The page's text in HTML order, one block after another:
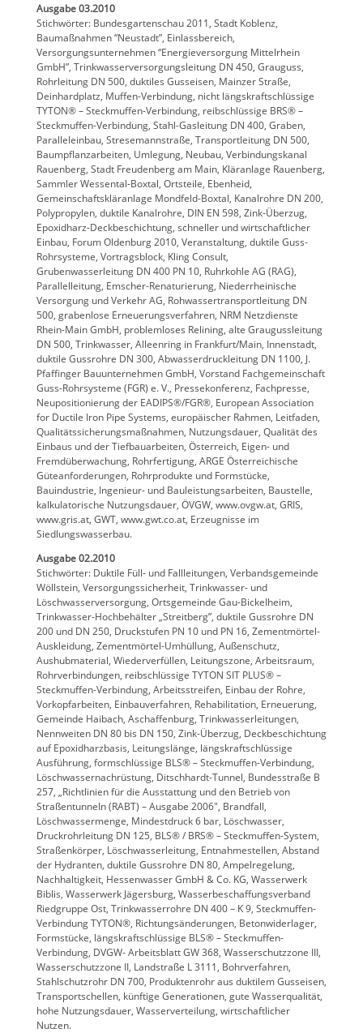
Ausgabe 03.2010
Stichwörter: Bundesgartenschau 2011, Stadt Koblenz,
Baumaßnahmen “Neustadt”, Einlassbereich,
Versorgungsunternehmen “Energieversorgung Mittelrhein
GmbH”, Trinkwasserversorgungsleitung DN 450, Grauguss,
Rohrleitung DN 500, duktiles Gusseisen, Mainzer Straße,
Deinhardplatz, Muffen-Verbindung, nicht längskraftschlüssige
TYTON® – Steckmuffen-Verbindung, reibschlüssige BRS® –
Steckmuffen-Verbindung, Stahl-Gasleitung DN 400, Graben,
Paralleleinbau, Stresemannstraße, Transportleitung DN 500,
Baumpflanzarbeiten, Umlegung, Neubau, Verbindungskanal
Rauenberg, Stadt Freudenberg am Main, Kläranlage Rauenberg,
Sammler Wessental-Boxtal, Ortsteile, Ebenheid,
Gemeinschaftskläranlage Mondfeld-Boxtal, Kanalrohre DN 200,
Polypropylen, duktile Kanalrohre, DIN EN 598, Zink-Überzug,
Epoxidharz-Deckbeschichtung, schneller und wirtschaftlicher
Einbau, Forum Oldenburg 2010, Veranstaltung, duktile Guss-
Rohrsysteme, Vortragsblock, Kling Consult,
Grubenwasserleitung DN 400 PN 10, Ruhrkohle AG (RAG),
Parallelleitung, Emscher-Renaturierung, Niederrheinische
Versorgung und Verkehr AG, Rohwassertransportleitung DN
500, grabenlose Erneuerungsverfahren, NRM Netzdienste
Rhein-Main GmbH, problemloses Relining, alte Graugussleitung
DN 500, Trinkwasser, Alleenring in Frankfurt/Main, Innenstadt,
duktile Gussrohre DN 300, Abwasserdruckleitung DN 1100, J.
Pfaffinger Bauunternehmen GmbH, Vorstand Fachgemeinschaft
Guss-Rohrsysteme (FGR) e. V., Pressekonferenz, Fachpresse,
Neupositionierung der EADIPS®/FGR®, European Association
for Ductile Iron Pipe Systems, europäischer Rahmen, Leitfaden,
Qualitätssicherungsmaßnahmen, Nutzungsdauer, Qualität des
Einbaus und der Tiefbauarbeiten, Österreich, Eigen- und
Fremdüberwachung, Rohrfertigung, ARGE Österreichische
Güteanforderungen, Rohrprodukte und Formstücke,
Bauindustrie, Ingenieur- und Bauleistungsarbeiten, Baustelle,
kalkulatorische Nutzungsdauer, ÖVGW, www.ovgw.at, GRIS,
www.gris.at, GWT, www.gwt.co.at, Erzeugnisse im
Siedlungswasserbau.
Ausgabe 02.2010
Stichwörter: Duktile Füll- und Fallleitungen, Verbandsgemeinde
Wöllstein, Versorgungssicherheit, Trinkwasser- und
Löschwasserversorgung, Ortsgemeinde Gau-Bickelheim,
Trinkwasser-Hochbehälter „Streitberg”, duktile Gussrohre DN
200 und DN 250, Druckstufen PN 10 und PN 16, Zementmörtel-
Auskleidung, Zementmörtel-Umhüllung, Außenschutz,
Aushubmaterial, Wiederverfüllen, Leitungszone, Arbeitsraum,
Rohrverbindungen, reibschlüssige TYTON SIT PLUS® –
Steckmuffen-Verbindung, Arbeitsstreifen, Einbau der Rohre,
Vorkopfarbeiten, Einbauverfahren, Rehabilitation, Erneuerung,
Gemeinde Haibach, Aschaffenburg, Trinkwasserleitungen,
Nennweiten DN 80 bis DN 150, Zink-Überzug, Deckbeschichtung
auf Epoxidharzbasis, Leitungslänge, längskraftschlüssige
Ausführung, formschlüssige BLS® – Steckmuffen-Verbindung,
Löschwassernachrüstung, Ditschhardt-Tunnel, Bundesstraße B
257, „Richtlinien für die Ausstattung und den Betrieb von
Straßentunneln (RABT) – Ausgabe 2006″, Brandfall,
Löschwassermenge, Mindestdruck 6 bar, Löschwasser,
Druckrohrleitung DN 125, BLS® / BRS® – Steckmuffen-System,
Straßenkörper, Löschwasserleitung, Entnahmestellen, Abstand
der Hydranten, duktile Gussrohre DN 80, Ampelregelung,
Nachhaltigkeit, Hessenwasser GmbH & Co. KG, Wasserwerk
Biblis, Wasserwerk Jägersburg, Wasserbeschaffungsverband
Riedgruppe Ost, Trinkwasserrohre DN 400 – K 9, Steckmuffen-
Verbindung TYTON®, Richtungsänderungen, Betonwiderlager,
Formstücke, längskraftschlüssige BLS® – Steckmuffen-
Verbindung, DVGW- Arbeitsblatt GW 368, Wasserschutzzone III,
Wasserschutzzone II, Landstraße L 3111, Bohrverfahren,
Stahlschutzrohr DN 700, Produktenrohr aus duktilem Gusseisen,
Transportschellen, künftige Generationen, gute Wasserqualität,
hohe Nutzungsdauer, Wasserverteilung, wirtschaftlicher
Nutzen.